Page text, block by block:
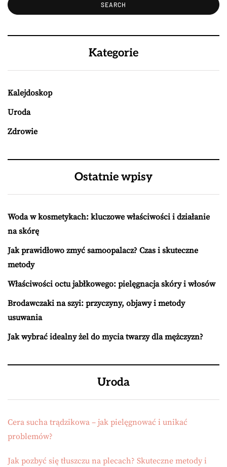
Kategorie
Kalejdoskop
Uroda
Zdrowie
Ostatnie wpisy
Woda w kosmetykach: kluczowe właściwości i działanie
na skórę
Jak prawidłowo zmyć samoopalacz? Czas i skuteczne
metody
Właściwości octu jabłkowego: pielęgnacja skóry i włosów
Brodawczaki na szyi: przyczyny, objawy i metody
usuwania
Jak wybrać idealny żel do mycia twarzy dla mężczyzn?
Uroda
Cera sucha trądzikowa – jak pielęgnować i unikać
problemów?
Jak pozbyć się tłuszczu na plecach? Skuteczne metody i